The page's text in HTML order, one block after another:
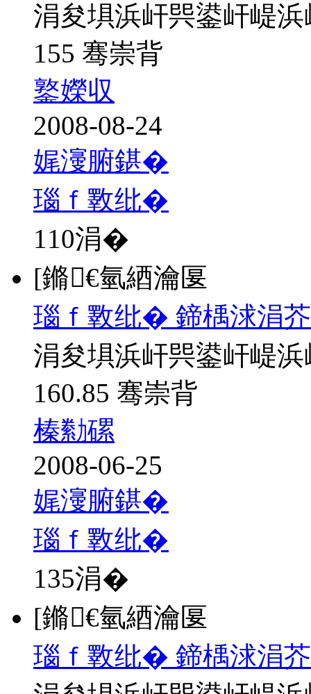
涓夋埧浜屽巺鍙屽崼
155 骞崇背
鐜嬫収
2008-08-24
娓濅腑鍖�
瑙ｆ斁纰�
110涓�
[鏅€氫綇瀹匽
瑙ｆ斁纰� 鍗楀浗涓
涓夋埧浜屽巺鍙屽崼
160.85 骞崇背
榛勬磥
2008-06-25
娓濅腑鍖�
瑙ｆ斁纰�
135涓�
[鏅€氫綇瀹匽
瑙ｆ斁纰� 鍗楀浗涓